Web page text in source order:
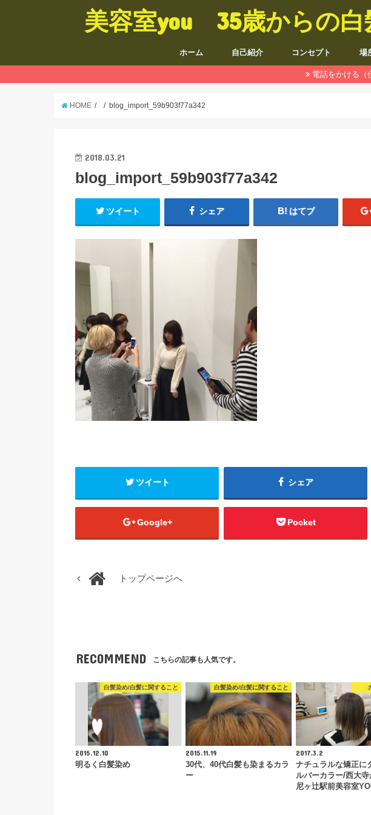
美容室you 35歳からの白
ホーム 自己紹介 コンセプト 場
電話をかける（
HOME blog_import_59b903f77a342
2018.03.21
blog_import_59b903f77a342
ツイート シェア はてブ
ツイート シェア
Google+ Pocket
トップページへ
RECOMMEND こちらの記事も人気です。
白髪染め/白髪に関すること
2015.12.10
明るく白髪染め
白髪染め/白髪に関すること
2015.11.19
30代、40代白髪も染まるカラ
ー
2017.3.2
ナチュラルな矯正に
ルバーカラー/西大寺
尼ヶ辻駅前美容室